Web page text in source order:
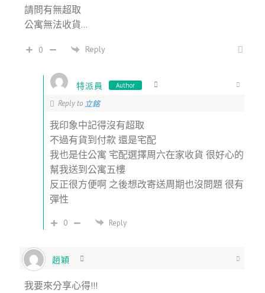
請問有無超取
公寓無法收貨…
0 Reply
特派員 Author
Reply to 立銘
我印象中記得沒有超取
不過有貨到付款 還是宅配
我也是住公寓 宅配選擇周六在家收貨 很好心的
幫我送到公寓五樓
反正很方便啊 之後想改寄送周期也沒問題 很有
彈性
0 Reply
趙穎
我要來分享心得!!!